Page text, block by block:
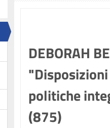
DEBORAH
politiche
(875)